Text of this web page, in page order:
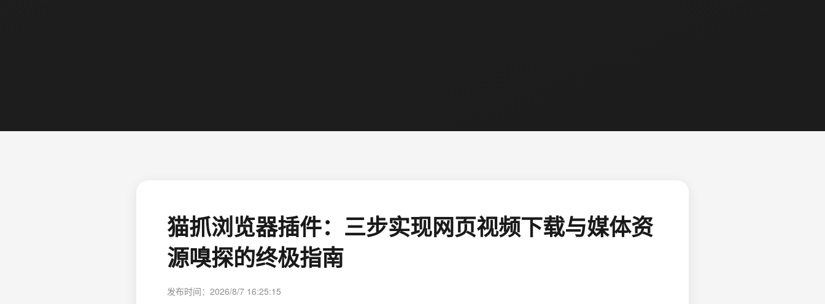
猫抓浏览器插件：三步实现网页视频下载与媒体资
源嗅探的终极指南
发布时间：2026/8/7 16:25:15